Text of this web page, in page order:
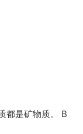
都是矿物质。 B